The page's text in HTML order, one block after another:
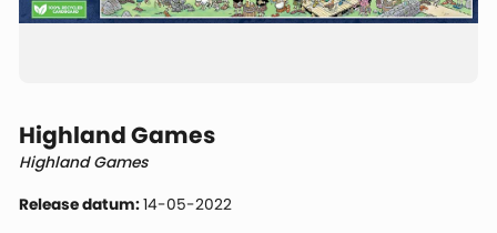
Highland Games
Highland Games
Release datum:14-05-2022